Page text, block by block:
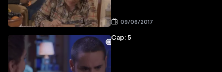
09/06/2017
Cap: 5